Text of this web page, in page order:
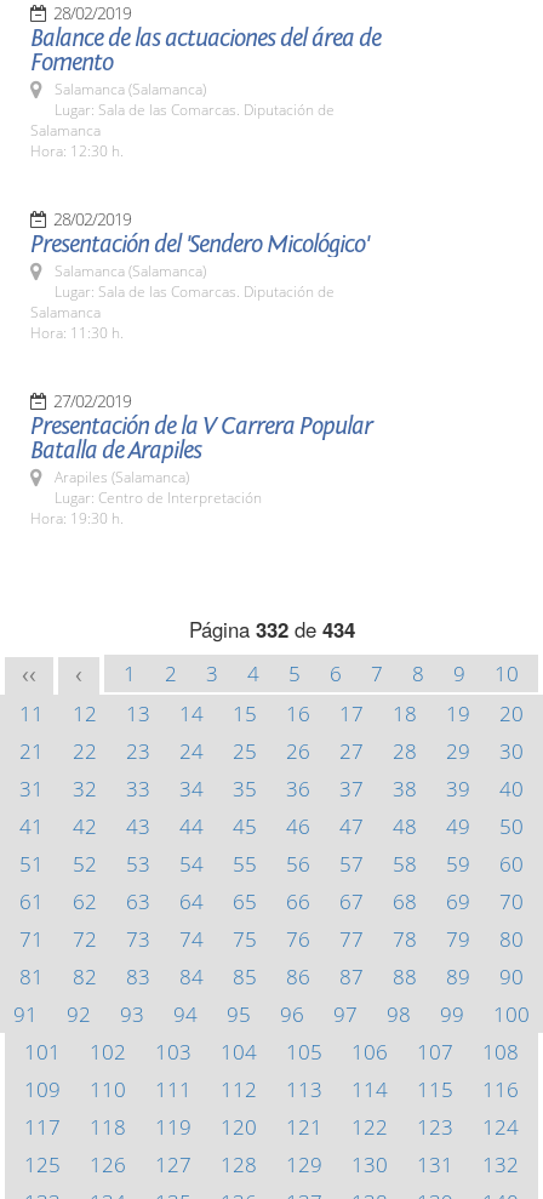
28/02/2019
Balance de las actuaciones del área de
Fomento
Salamanca (Salamanca)
Lugar: Sala de las Comarcas. Diputación de
Salamanca
Hora: 12:30 h.
28/02/2019
Presentación del 'Sendero Micológico'
Salamanca (Salamanca)
Lugar: Sala de las Comarcas. Diputación de
Salamanca
Hora: 11:30 h.
27/02/2019
Presentación de la V Carrera Popular
Batalla de Arapiles
Arapiles (Salamanca)
Lugar: Centro de Interpretación
Hora: 19:30 h.
Página 332de 434
<< < 1 2 3 4 5 6 7 8 9
10
11
12 13 14 15 16 17 18 19
20
21
22 23 24 25 26 27 28 29
30
31
32 33 34 35 36 37 38 39
40
41
42 43 44 45 46 47 48 49
50
51
52 53 54 55 56 57 58 59
60
61
62 63 64 65 66 67 68 69
70
71
72 73 74 75 76 77 78 79
80
81
82 83 84 85 86 87 88 89
90
91
92 93 94 95 96 97 98 99
100
101
102 103 104 105 106 107
108
109
110 111 112 113 114 115
116
117
118 119 120 121 122 123
124
125
126 127 128 129 130 131
132